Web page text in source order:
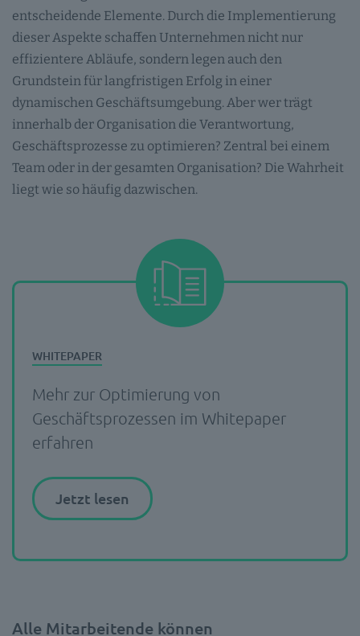
entscheidende Elemente. Durch die Implementierung
dieser Aspekte schaffen Unternehmen nicht nur
effizientere Abläufe, sondern legen auch den
Grundstein für langfristigen Erfolg in einer
dynamischen Geschäftsumgebung. Aber wer trägt
innerhalb der Organisation die Verantwortung,
Geschäftsprozesse zu optimieren? Zentral bei einem
Team oder in der gesamten Organisation? Die Wahrheit
liegt wie so häufig dazwischen.
Mehr zur Optimierung von
Geschäftsprozessen im Whitepaper
erfahren
Jetzt lesen
Alle Mitarbeitende können